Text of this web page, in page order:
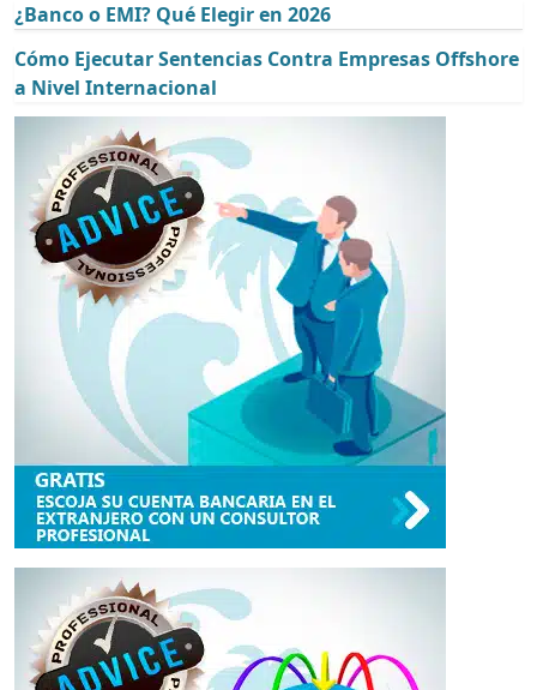
¿Banco o EMI? Qué Elegir en 2026
Cómo Ejecutar Sentencias Contra Empresas Offshore
a Nivel Internacional